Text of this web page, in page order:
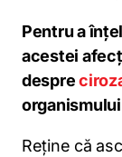
Pentru a
acestei
despre
Reține că